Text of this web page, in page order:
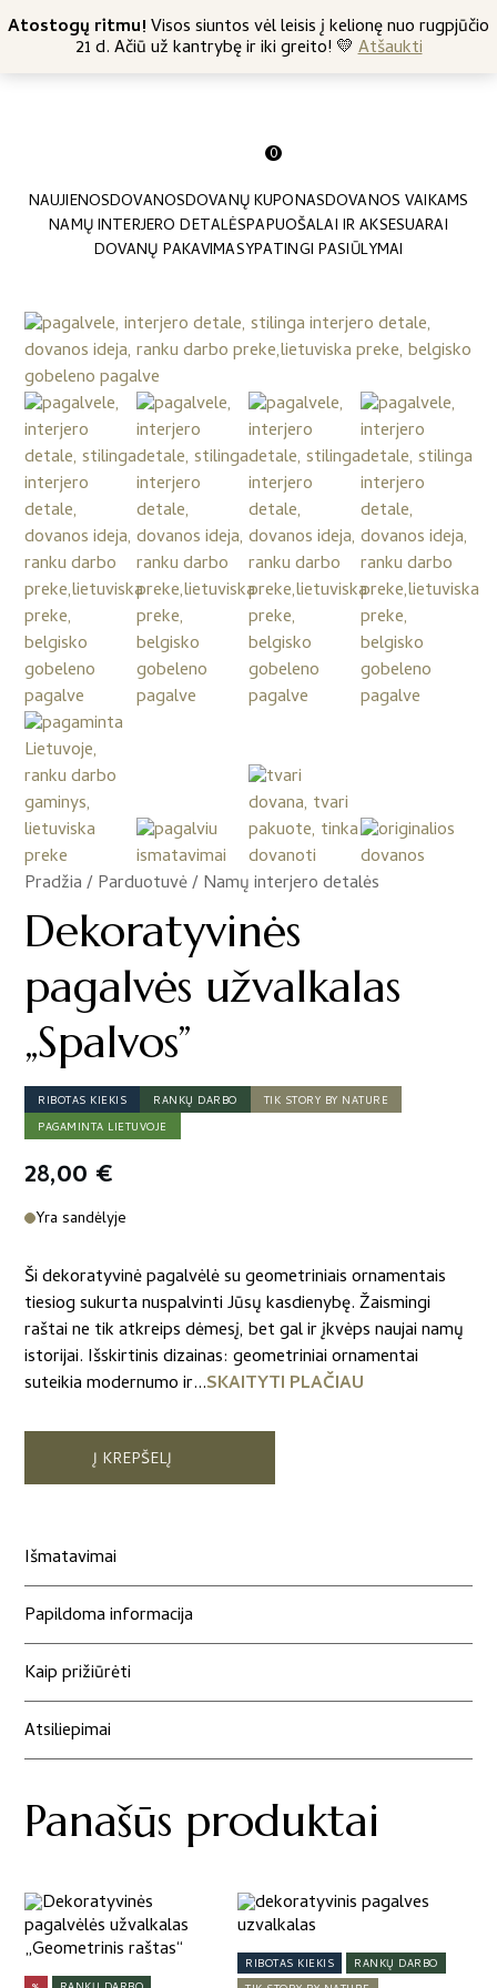
Atostogų ritmu!Visos siuntos vėl leisis į kelionę nuo rugpjūčio
21 d. Ačiū už kantrybę ir iki greito! 💛Atšaukti
Nemokamas siuntimas nuo 45 Eur +370 682 57369
0
NAUJIENOSDOVANOSDOVANŲ KUPONASDOVANOS VAIKAMS
NAMŲ INTERJERO DETALĖSPAPUOŠALAI IR AKSESUARAI
DOVANŲ PAKAVIMASYPATINGI PASIŪLYMAI
Pradžia/Parduotuvė/Namų interjero detalės
/
Dekoratyvinės
pagalvės užvalkalas
„Spalvos”
RIBOTAS KIEKIS RANKŲ DARBO
TIK STORY BY NATURE
PAGAMINTA LIETUVOJE
28,00 €
Yra sandėlyje
Ši dekoratyvinė pagalvėlė su geometriniais ornamentais
tiesiog sukurta nuspalvinti Jūsų kasdienybę. Žaismingi
raštai ne tik atkreips dėmesį, bet gal ir įkvėps naujai namų
istorijai. Išskirtinis dizainas: geometriniai ornamentai
suteikia modernumo ir...SKAITYTI PLAČIAU
Į KREPŠELĮ
Išmatavimai
Papildoma informacija
Kaip prižiūrėti
Atsiliepimai
Panašūs produktai
This
product
has
multiple
RIBOTAS KIEKIS
RANKŲ DARBO
This
product
has
multiple